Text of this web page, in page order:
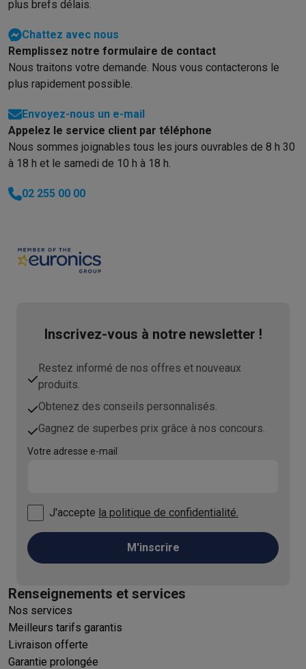
plus brefs délais.
Chattez avec nous
Remplissez notre formulaire de contact
Nous traitons votre demande. Nous vous contacterons le
plus rapidement possible.
Envoyez-nous un e-mail
Appelez le service client par téléphone
Nous sommes joignables tous les jours ouvrables de 8 h 30
à 18 h et le samedi de 10 h à 18 h.
02 255 00 00
Inscrivez-vous à notre newsletter !
Restez informé de nos offres et nouveaux
produits.
Obtenez des conseils personnalisés.
Gagnez de superbes prix grâce à nos concours.
Votre adresse e-mail
J'accepte la politique de confidentialité.
M'inscrire
Renseignements et services
Nos services
Meilleurs tarifs garantis
Livraison offerte
Garantie prolongée